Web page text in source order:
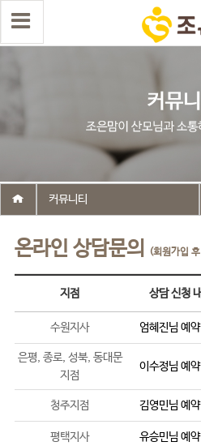
온라인 상담문의 (회원가입
커뮤니티
지점 상담 신청
수원지사 엄혜진님 예
은평, 종로, 성북, 동대문
지점
이수정님 예
청주지점 김영민님 예
평택지사 유승민님 예